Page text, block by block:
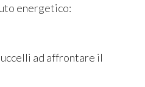
energetico:
ad affrontare il